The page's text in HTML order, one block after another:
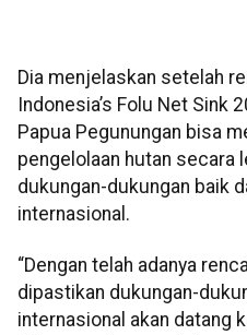
Dia menjelaskan setelah
Indonesia’s Folu Net Sink
Papua Pegunungan bisa
pengelolaan hutan secara
dukungan-dukungan baik
internasional.
“Dengan telah adanya
dipastikan dukungan-
internasional akan datang